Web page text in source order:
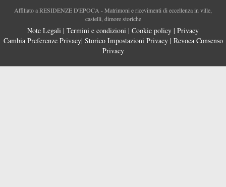
Affiliato a RESIDENZE D'EPOCA - Matrimoni e ricevimenti di eccellenza in ville,
castelli, dimore storiche
Note Legali | Termini e condizioni | Cookie policy | Privacy
Cambia Preferenze Privacy| Storico Impostazioni Privacy| Revoca Consenso
Privacy